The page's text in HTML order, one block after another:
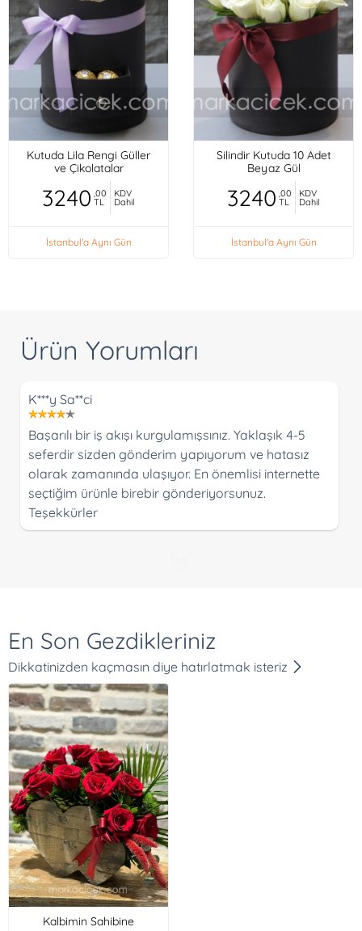
Kutuda Lila Rengi Güller
ve Çikolatalar
3240 ,00
TL
KDV
Dahil
İstanbul'a Aynı Gün
Silindir Kutuda 10 Adet
Beyaz Gül
3240 ,00
TL
KDV
Dahil
İstanbul'a Aynı Gün
Ürün Yorumları
K***y Sa**ci
Başarılı bir iş akışı kurgulamışsınız. Yaklaşık 4-5
seferdir sizden gönderim yapıyorum ve hatasız
olarak zamanında ulaşıyor. En önemlisi internette
seçtiğim ürünle birebir gönderiyorsunuz.
Teşekkürler
En Son Gezdikleriniz
Dikkatinizden kaçmasın diye hatırlatmak isteriz
Kalbimin Sahibine